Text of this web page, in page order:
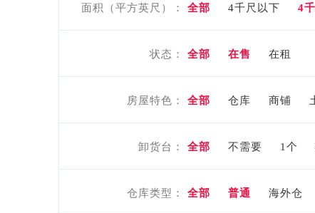
面积（平方英尺）： 全部 4千尺以下 4
状态： 全部 在售 在租
房屋特色： 全部 仓库 商铺
卸货台： 全部 不需要 1个
仓库类型： 全部 普通 海外仓